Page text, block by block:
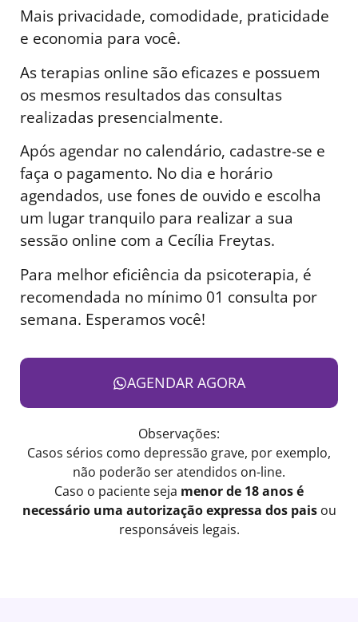
Mais privacidade, comodidade, praticidade
e economia para você.
As terapias online são eficazes e possuem
os mesmos resultados das consultas
realizadas presencialmente.
Após agendar no calendário, cadastre-se e
faça o pagamento. No dia e horário
agendados, use fones de ouvido e escolha
um lugar tranquilo para realizar a sua
sessão online com a Cecília Freytas.
Para melhor eficiência da psicoterapia, é
recomendada no mínimo 01 consulta por
semana. Esperamos você!
AGENDAR AGORA
Observações:
Casos sérios como depressão grave, por exemplo,
não poderão ser atendidos on-line.
Caso o paciente seja menor de 18 anos é
necessário uma autorização expressa dos paisou
responsáveis legais.